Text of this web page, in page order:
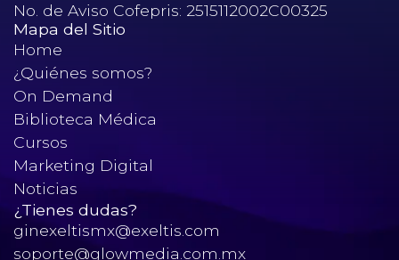
No. de Aviso Cofepris: 2515112002C00325
Mapa del Sitio
Home
¿Quiénes somos?
On Demand
Biblioteca Médica
Cursos
Marketing Digital
Noticias
¿Tienes dudas?
ginexeltismx@exeltis.com
soporte@glowmedia.com.mx